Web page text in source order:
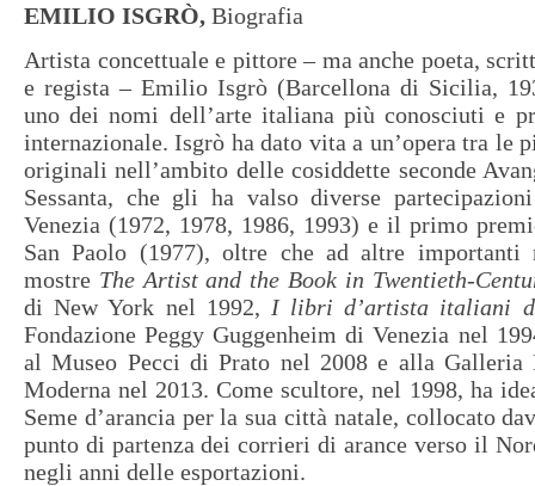
EMILIO ISGRÒ, Biografia
Artista concettuale e pittore – ma anche poeta,
e regista – Emilio Isgrò (Barcellona di Sicilia,
uno dei nomi dell’arte italiana più conosciuti e
internazionale. Isgrò ha dato vita a un’opera tra le
originali nell’ambito delle cosiddette seconde
Sessanta, che gli ha valso diverse
Venezia (1972, 1978, 1986, 1993) e il primo
San Paolo (1977), oltre che ad altre importanti
mostre The Artist and the Book in Twentieth-
di New York nel 1992, I libri d’artista italiani
Fondazione Peggy Guggenheim di Venezia nel
al Museo Pecci di Prato nel 2008 e alla Galleria
Moderna nel 2013. Come scultore, nel 1998, ha
Seme d’arancia per la sua città natale, collocato
punto di partenza dei corrieri di arance verso il
negli anni delle esportazioni.